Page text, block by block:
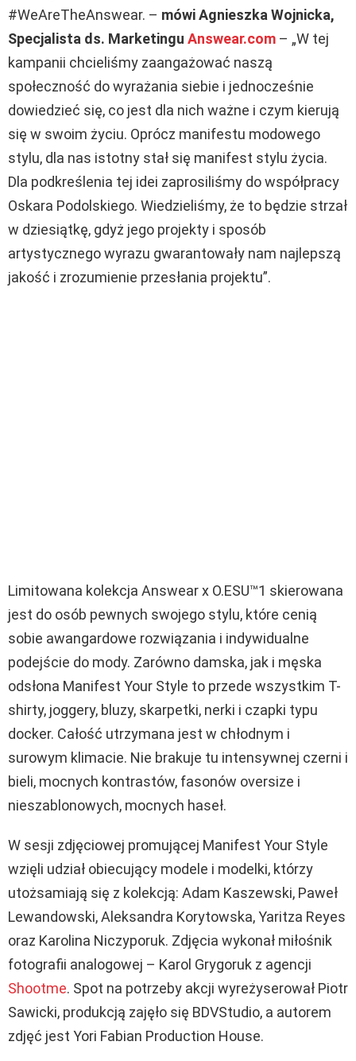
#WeAreTheAnswear. – mówi Agnieszka Wojnicka,
Specjalista ds. Marketingu Answear.com – „W tej
kampanii chcieliśmy zaangażować naszą
społeczność do wyrażania siebie i jednocześnie
dowiedzieć się, co jest dla nich ważne i czym kierują
się w swoim życiu. Oprócz manifestu modowego
stylu, dla nas istotny stał się manifest stylu życia.
Dla podkreślenia tej idei zaprosiliśmy do współpracy
Oskara Podolskiego. Wiedzieliśmy, że to będzie strzał
w dziesiątkę, gdyż jego projekty i sposób
artystycznego wyrazu gwarantowały nam najlepszą
jakość i zrozumienie przesłania projektu”.
Limitowana kolekcja Answear x O.ESU™1 skierowana
jest do osób pewnych swojego stylu, które cenią
sobie awangardowe rozwiązania i indywidualne
podejście do mody. Zarówno damska, jak i męska
odsłona Manifest Your Style to przede wszystkim T-
shirty, joggery, bluzy, skarpetki, nerki i czapki typu
docker. Całość utrzymana jest w chłodnym i
surowym klimacie. Nie brakuje tu intensywnej czerni i
bieli, mocnych kontrastów, fasonów oversize i
nieszablonowych, mocnych haseł.
W sesji zdjęciowej promującej Manifest Your Style
wzięli udział obiecujący modele i modelki, którzy
utożsamiają się z kolekcją: Adam Kaszewski, Paweł
Lewandowski, Aleksandra Korytowska, Yaritza Reyes
oraz Karolina Niczyporuk. Zdjęcia wykonał miłośnik
fotografii analogowej – Karol Grygoruk z agencji
Shootme. Spot na potrzeby akcji wyreżyserował Piotr
Sawicki, produkcją zajęło się BDVStudio, a autorem
zdjęć jest Yori Fabian Production House.